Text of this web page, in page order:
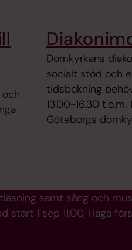
Domkyrkans
socialt stöd och
tidsbokning
13.00-16.30 t.o.m.
Göteborgs
samt sång och
1 sep 11.00, Haga